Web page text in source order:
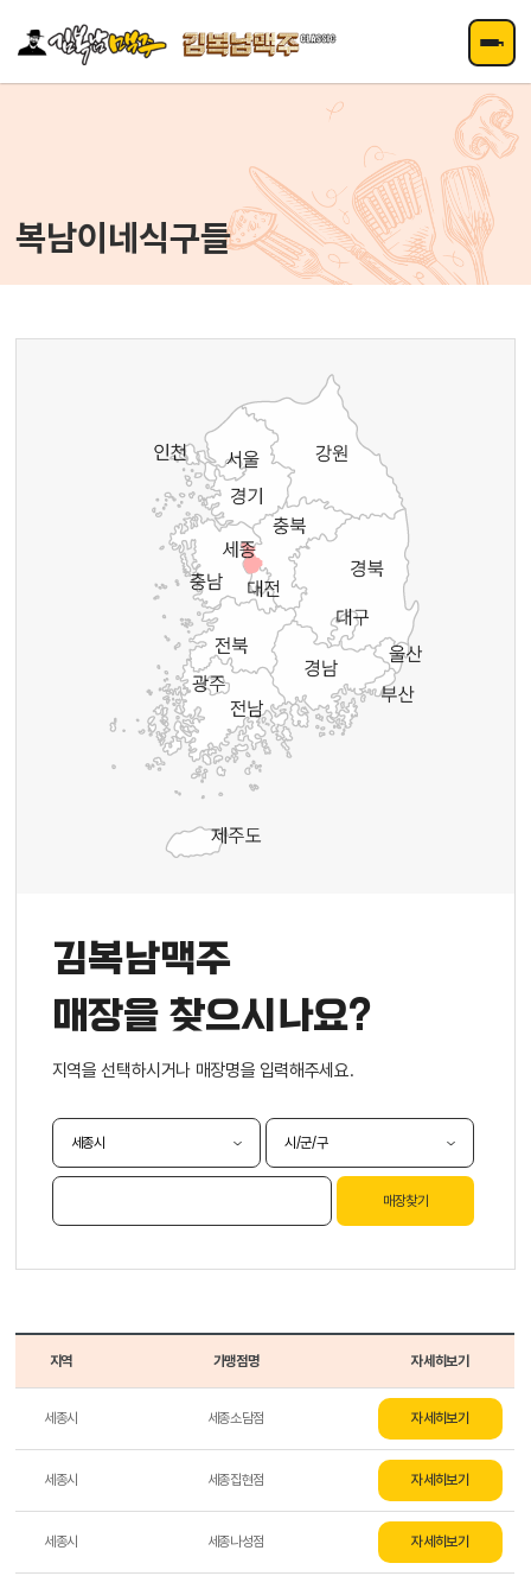
복남이네식구들
김복남맥주
매장을 찾으시나요?
지역을 선택하시거나 매장명을 입력해주세요.
매장찾기
지역 가맹점명 자세히보기
세종시 세종소담점 자세히보기
세종시 세종집현점 자세히보기
세종시 세종나성점 자세히보기